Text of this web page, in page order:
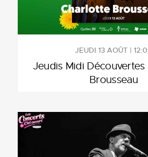
JEUDI 13 AOÛT |
Jeudis Midi Découvertes
Brousseau